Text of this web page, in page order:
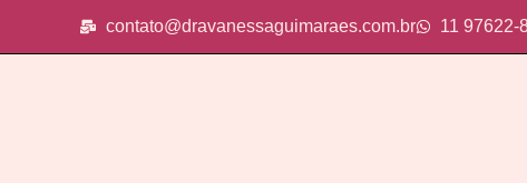
contato@dravanessaguimaraes.com.br 11 97622-